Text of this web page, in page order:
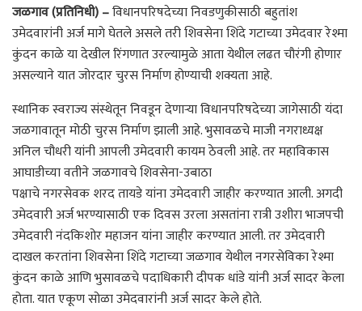
जळगाव (प्रतिनिधी) –विधानपरिषदेच्या निवडणुकीसाठी बहुतांश
उमेदवारांनी अर्ज मागे घेतले असले तरी शिवसेना शिंदे गटाच्या उमेदवार रेश्मा
कुंदन काळे या देखील रिंगणात उरल्यामुळे आता येथील लढत चौरंगी होणार
असल्याने यात जोरदार चुरस निर्माण होण्याची शक्यता आहे.
स्थानिक स्वराज्य संस्थेतून निवडून देणाऱ्या विधानपरिषदेच्या जागेसाठी यंदा
जळगावातून मोठी चुरस निर्माण झाली आहे. भुसावळचे माजी नगराध्यक्ष
अनिल चौधरी यांनी आपली उमेदवारी कायम ठेवली आहे. तर महाविकास
आघाडीच्या वतीने जळगावचे शिवसेना-उबाठा
पक्षाचे नगरसेवक शरद तायडे यांना उमेदवारी जाहीर करण्यात आली. अगदी
उमेदवारी अर्ज भरण्यासाठी एक दिवस उरला असतांना रात्री उशीरा भाजपची
उमेदवारी नंदकिशोर महाजन यांना जाहीर करण्यात आली. तर उमेदवारी
दाखल करतांना शिवसेना शिंदे गटाच्या जळगाव येथील नगरसेविका रेश्मा
कुंदन काळे आणि भुसावळचे पदाधिकारी दीपक धांडे यांनी अर्ज सादर केला
होता. यात एकूण सोळा उमेदवारांनी अर्ज सादर केले होते.